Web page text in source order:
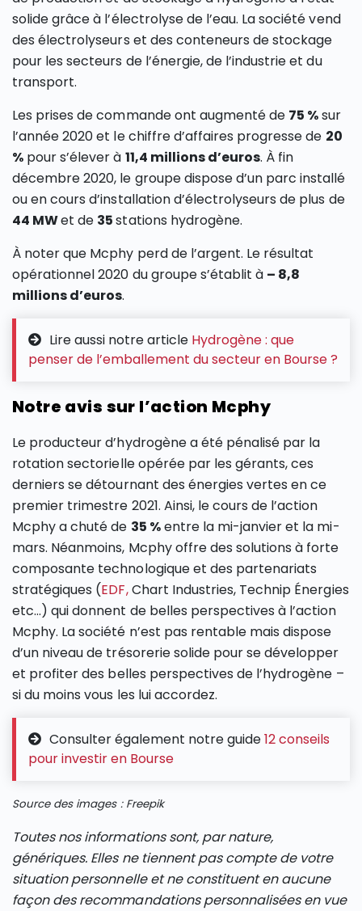
solide grâce à l’électrolyse de l’eau. La société vend
des électrolyseurs et des conteneurs de stockage
pour les secteurs de l’énergie, de l’industrie et du
transport.
Les prises de commande ont augmenté de 75 %sur
l’année 2020 et le chiffre d’affaires progresse de 20
% pour s’élever à 11,4 millions d’euros. À fin
décembre 2020, le groupe dispose d’un parc installé
ou en cours d’installation d’électrolyseurs de plus de
44 MWet de 35stations hydrogène.
À noter que Mcphy perd de l’argent. Le résultat
opérationnel 2020 du groupe s’établit à – 8,8
millions d’euros.
Lire aussi notre article Hydrogène : que
penser de l’emballement du secteur en Bourse ?
Notre avis sur l’action Mcphy
Le producteur d’hydrogène a été pénalisé par la
rotation sectorielle opérée par les gérants, ces
derniers se détournant des énergies vertes en ce
premier trimestre 2021. Ainsi, le cours de l’action
Mcphy a chuté de 35 %entre la mi-janvier et la mi-
mars. Néanmoins, Mcphy offre des solutions à forte
composante technologique et des partenariats
stratégiques (EDF,Chart Industries, Technip Énergies
etc…) qui donnent de belles perspectives à l’action
Mcphy. La société n’est pas rentable mais dispose
d’un niveau de trésorerie solide pour se développer
et profiter des belles perspectives de l’hydrogène –
si du moins vous les lui accordez.
Consulter également notre guide12 conseils
pour investir en Bourse
Source des images : Freepik
Toutes nos informations sont, par nature,
génériques. Elles ne tiennent pas compte de votre
situation personnelle et ne constituent en aucune
façon des recommandations personnalisées en vue